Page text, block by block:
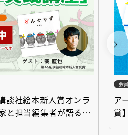
談社絵本新人賞オンラ
担当編集者が語る
会
ア
賞